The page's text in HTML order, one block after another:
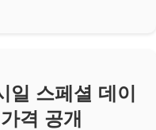
일 스페셜 데이
격 공개